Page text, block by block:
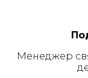
Менеджер